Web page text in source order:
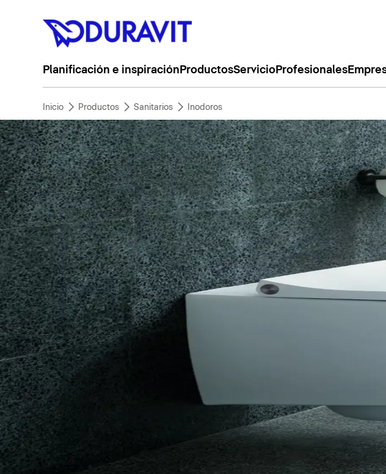
Planificación e inspiración ProductosServicioProfesionales
Inicio Productos Sanitarios Inodoros